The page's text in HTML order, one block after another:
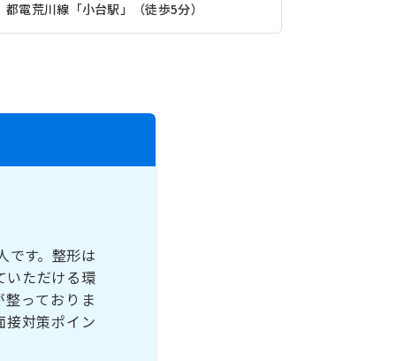
都電荒川線「小台駅」（徒歩5分）
です。整形は
いただける環
っておりま
接対策ポイン